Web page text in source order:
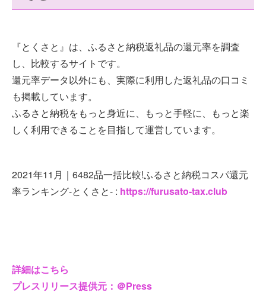
『とくさと』は、ふるさと納税返礼品の還元率を調査
し、比較するサイトです。
還元率データ以外にも、実際に利用した返礼品の口コミ
も掲載しています。
ふるさと納税をもっと身近に、もっと手軽に、もっと楽
しく利用できることを目指して運営しています。
2021年11月｜6482品一括比較!ふるさと納税コスパ還元
率ランキング-とくさと- : https://furusato-tax.club
詳細はこちら
プレスリリース提供元：＠Press